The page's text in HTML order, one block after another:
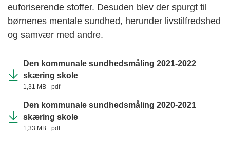
euforiserende stoffer. Desuden blev der spurgt til
børnenes mentale sundhed, herunder livstilfredshed
og samvær med andre.
Den kommunale sundhedsmåling 2021-2022
skæring skole
1,31 MB pdf
Den kommunale sundhedsmåling 2020-2021
skæring skole
1,33 MB pdf